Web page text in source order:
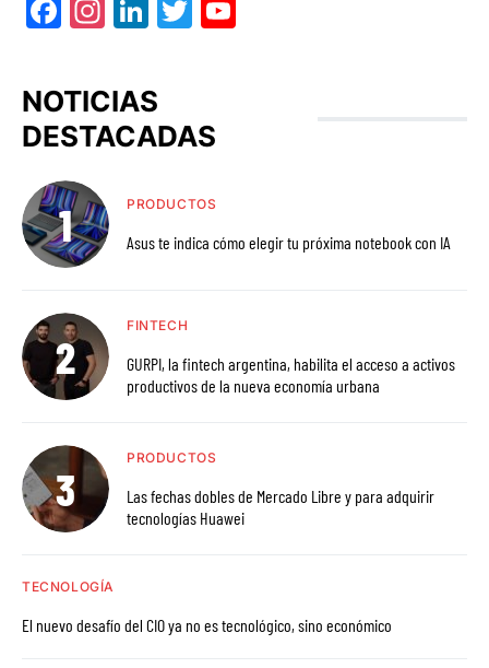
Facebook
Instagram
LinkedIn
Twitter
NOTICIAS
DESTACADAS
PRODUCTOS
Asus te indica cómo elegir tu próxima notebook con IA
FINTECH
GURPI, la fintech argentina, habilita el acceso a activos
productivos de la nueva economía urbana
PRODUCTOS
Las fechas dobles de Mercado Libre y para adquirir
tecnologías Huawei
TECNOLOGÍA
El nuevo desafío del CIO ya no es tecnológico, sino económico